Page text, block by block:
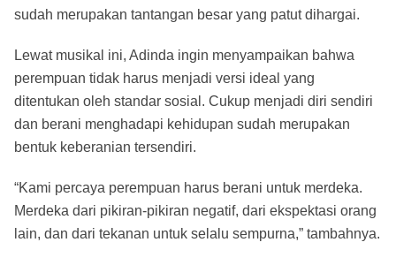
sudah merupakan tantangan besar yang patut dihargai.
Lewat musikal ini, Adinda ingin menyampaikan bahwa
perempuan tidak harus menjadi versi ideal yang
ditentukan oleh standar sosial. Cukup menjadi diri sendiri
dan berani menghadapi kehidupan sudah merupakan
bentuk keberanian tersendiri.
“Kami percaya perempuan harus berani untuk merdeka.
Merdeka dari pikiran-pikiran negatif, dari ekspektasi orang
lain, dan dari tekanan untuk selalu sempurna,” tambahnya.